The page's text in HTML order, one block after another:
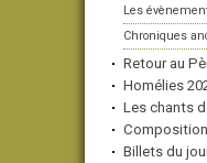
Les
Chroniques
Retour au
Homélies
Les chants
Billets du